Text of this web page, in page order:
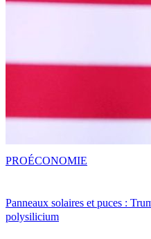
Panneaux solaires et puces :
polysilicium
PROÉCONOMIE